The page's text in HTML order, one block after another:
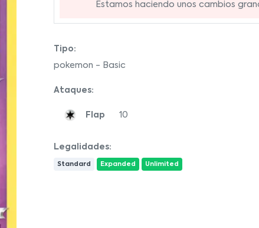
Estamos haciendo unos cambios
Tipo:
pokemon - Basic
Ataques:
Flap 10
Legalidades:
Standard Expanded Unlimited